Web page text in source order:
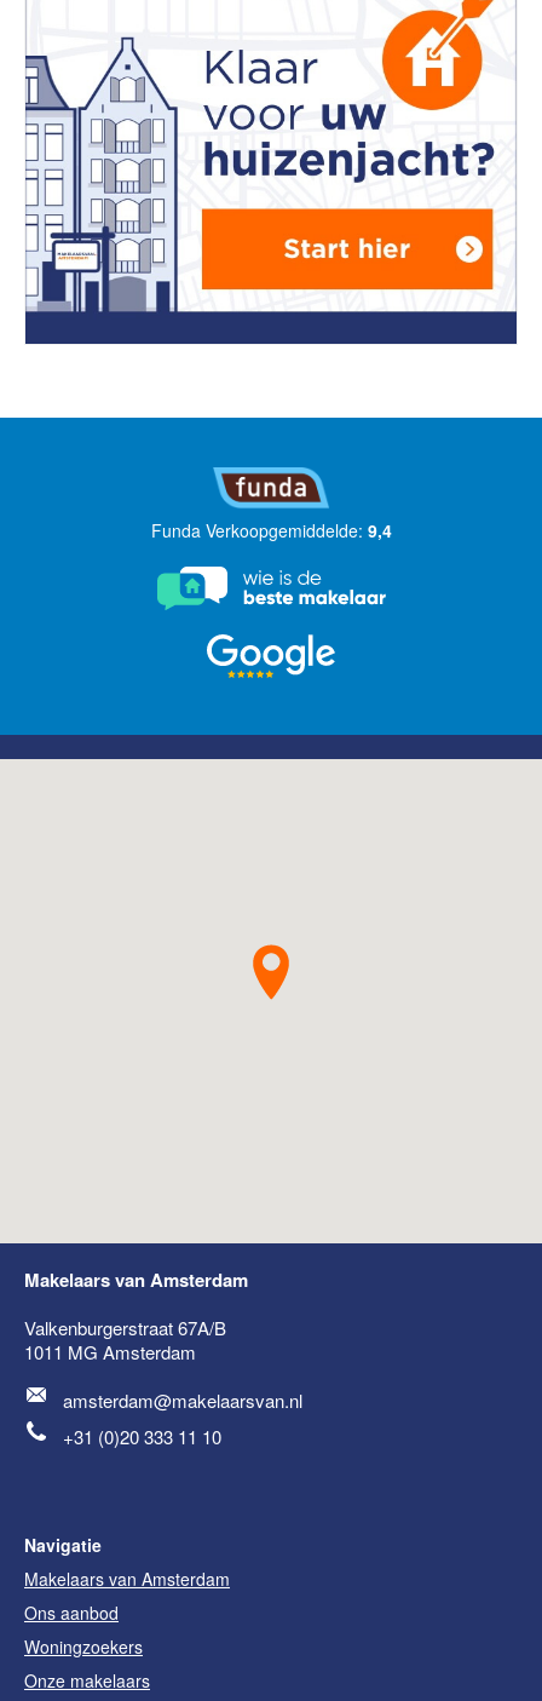
Funda Verkoopgemiddelde: 9,4
Makelaars van Amsterdam
Valkenburgerstraat 67A/B
1011 MG Amsterdam
amsterdam@makelaarsvan.nl
+31 (0)20 333 11 10
Navigatie
Makelaars van Amsterdam
Ons aanbod
Woningzoekers
Onze makelaars